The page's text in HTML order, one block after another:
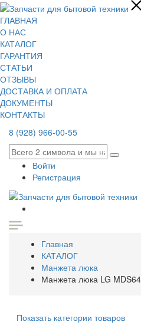
ГЛАВНАЯ
О НАС
КАТАЛОГ
ГАРАНТИЯ
СТАТЬИ
ОТЗЫВЫ
ДОСТАВКА И ОПЛАТА
ДОКУМЕНТЫ
КОНТАКТЫ
8 (928) 966-00-55
Войти
Регистрация
Главная
КАТАЛОГ
Манжета люка
Манжета люка LG
Показать категории товаров